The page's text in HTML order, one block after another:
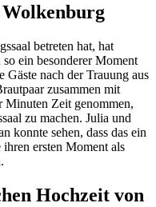
Wolkenburg
betreten hat, hat
ein besonderer Moment
nach der Trauung aus
zusammen mit
Zeit genommen,
zu machen. Julia und
konnte sehen, dass das ein
ersten Moment als
Hochzeit von